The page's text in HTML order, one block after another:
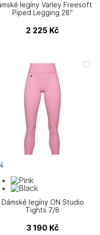
legíny Varley Freesoft
Piped Legging 28"
2 225 Kč
Dámské legíny ON Studio
Tights 7/8
3 190 Kč